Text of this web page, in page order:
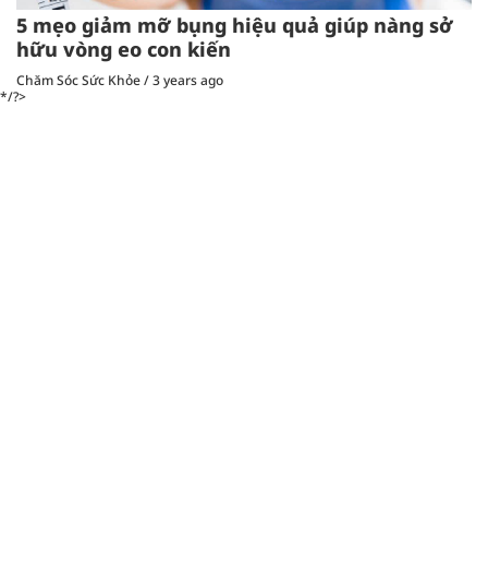
5 mẹo giảm mỡ bụng hiệu quả giúp nàng sở
hữu vòng eo con kiến
Chăm Sóc Sức Khỏe/3 years ago
*/?>